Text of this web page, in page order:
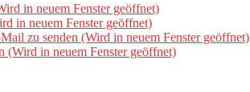
in neuem Fenster geöffnet)
in neuem Fenster geöffnet)
zu senden (Wird in neuem Fenster geöffnet)
in neuem Fenster geöffnet)